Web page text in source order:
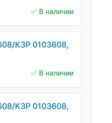
✅ В наличии
КЗР 0103608,
✅ В наличии
КЗР 0103608,